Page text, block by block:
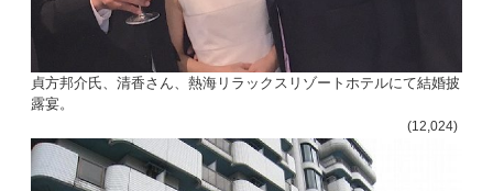
貞方邦介氏、清香さん、熱海リラックスリゾートホテルにて結婚披
露宴。
(12,024)